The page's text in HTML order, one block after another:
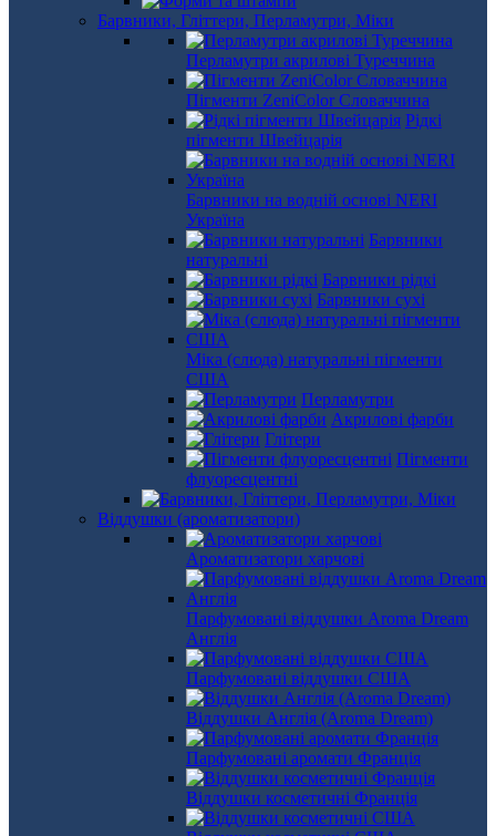
Барвники, Гліттери, Перламутри, Міки
Перламутри акрилові Туреччина
Пігменти ZeniColor Словаччина
Рідкі
пігменти Швейцарія
Барвники на водній основі NERI
Україна
Барвники
натуральні
Барвники рідкі
Барвники сухі
Міка (слюда) натуральні пігменти
США
Перламутри
Акрилові фарби
Глітери
Пігменти
флуоресцентні
Віддушки (ароматизатори)
Ароматизатори харчові
Парфумовані віддушки Aroma Dream
Англія
Парфумовані віддушки США
Віддушки Англія (Aroma Dream)
Парфумовані аромати Франція
Віддушки косметичні Франція